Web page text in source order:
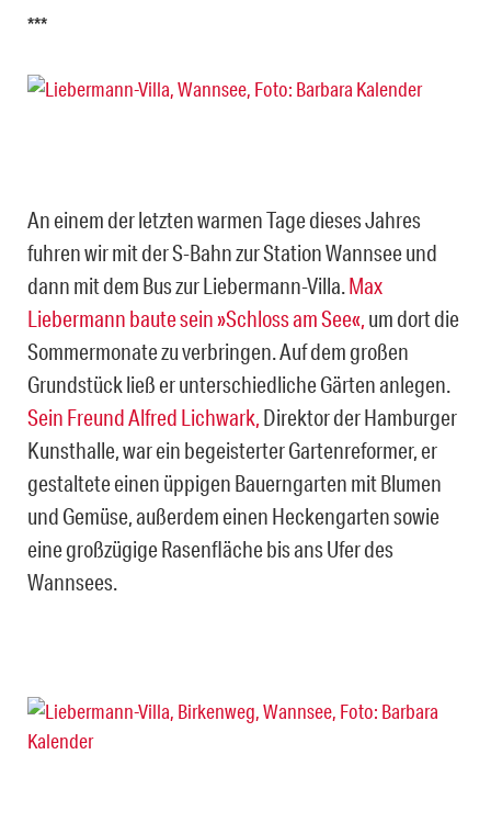
***
An einem der letzten warmen Tage dieses Jahres
fuhren wir mit der S-Bahn zur Station Wannsee und
dann mit dem Bus zur Liebermann-Villa.Max
Liebermann baute sein »Schloss am See«, um dort die
Sommermonate zu verbringen. Auf dem großen
Grundstück ließ er unterschiedliche Gärten anlegen.
Sein Freund Alfred Lichwark, Direktor der Hamburger
Kunsthalle, war ein begeisterter Gartenreformer, er
gestaltete einen üppigen Bauerngarten mit Blumen
und Gemüse, außerdem einen Heckengarten sowie
eine großzügige Rasenfläche bis ans Ufer des
Wannsees.